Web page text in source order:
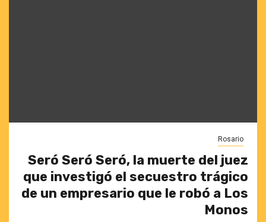
Rosario
Seró Seró Seró, la muerte del juez
que investigó el secuestro trágico
de un empresario que le robó a Los
Monos